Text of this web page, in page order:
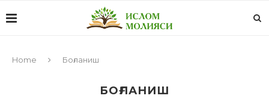
Home Боғланиш
БОҒЛАНИШ